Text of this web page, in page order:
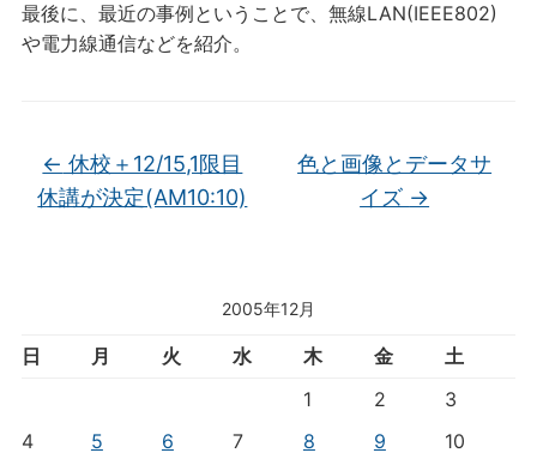
2005年12月
日 月 火 水 木 金
土
1
2
3
4
5 6 7 8 9
10
最後に、最近の事例ということで、無線LAN(IEEE802)
や電力線通信などを紹介。
← 休校＋12/15,1限目
休講が決定(AM10:10)
色と画像とデータサ
イズ →